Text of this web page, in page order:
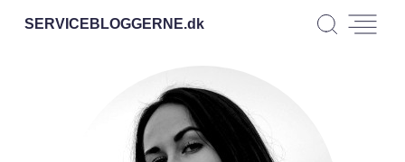
SERVICEBLOGGERNE.dk